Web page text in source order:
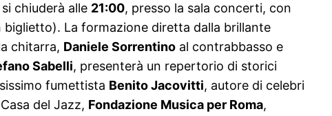
chiuderà alle 21:00, presso la sala concerti, con
biglietto). La formazione diretta dalla brillante
chitarra, Daniele Sorrentino al contrabbasso e
Sabelli, presenterà un repertorio di storici
fumettista Benito Jacovitti, autore di celebri
del Jazz, Fondazione Musica per Roma,